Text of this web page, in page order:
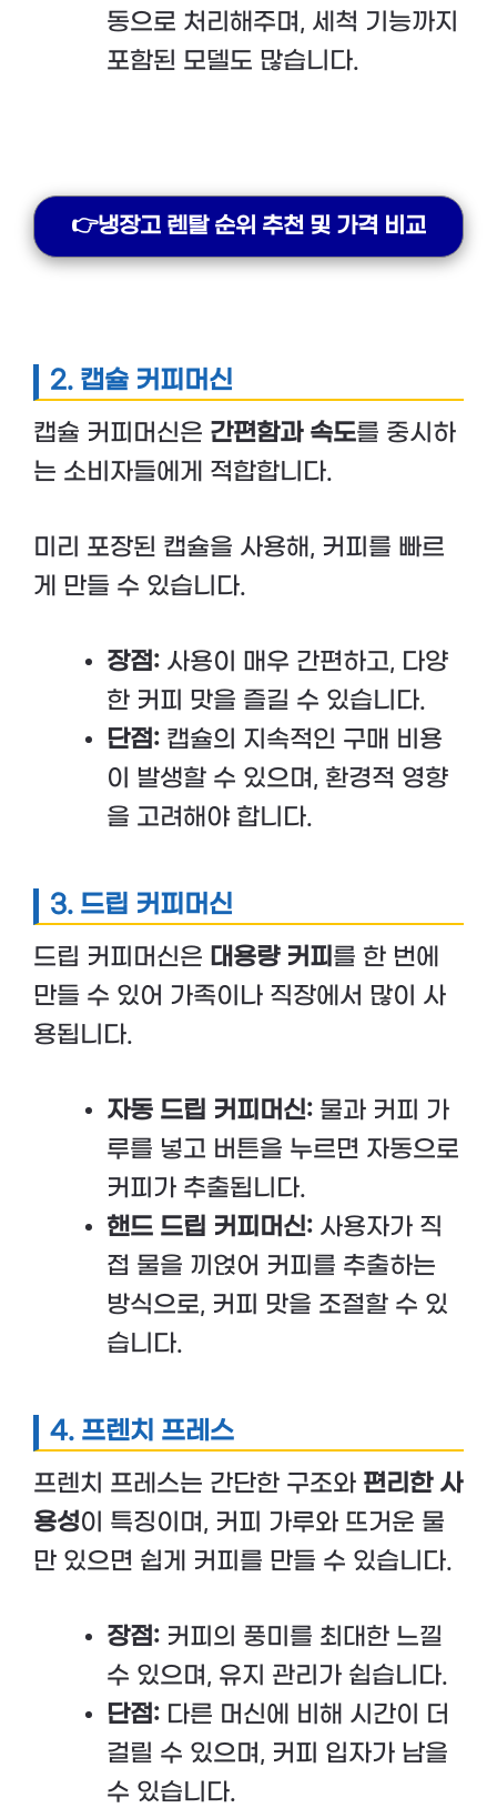
동으로 처리해주며, 세척 기능까지
포함된 모델도 많습니다.
👉냉장고 렌탈 순위 추천 및 가격 비교
2. 캡슐 커피머신
캡슐 커피머신은 간편함과 속도를 중시하
는 소비자들에게 적합합니다.
미리 포장된 캡슐을 사용해, 커피를 빠르
게 만들 수 있습니다.
장점: 사용이 매우 간편하고, 다양
한 커피 맛을 즐길 수 있습니다.
단점: 캡슐의 지속적인 구매 비용
이 발생할 수 있으며, 환경적 영향
을 고려해야 합니다.
3. 드립 커피머신
드립 커피머신은 대용량 커피 를 한 번에
만들 수 있어 가족이나 직장에서 많이 사
용됩니다.
자동 드립 커피머신: 물과 커피 가
루를 넣고 버튼을 누르면 자동으로
커피가 추출됩니다.
핸드 드립 커피머신: 사용자가 직
접 물을 끼얹어 커피를 추출하는
방식으로, 커피 맛을 조절할 수 있
습니다.
4. 프렌치 프레스
프렌치 프레스는 간단한 구조와 편리한 사
용성이 특징이며, 커피 가루와 뜨거운 물
만 있으면 쉽게 커피를 만들 수 있습니다.
장점: 커피의 풍미를 최대한 느낄
수 있으며, 유지 관리가 쉽습니다.
단점: 다른 머신에 비해 시간이 더
걸릴 수 있으며, 커피 입자가 남을
수 있습니다.